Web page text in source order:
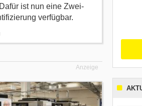
ist nun eine Zwei-
verfügbar.
Anzeige